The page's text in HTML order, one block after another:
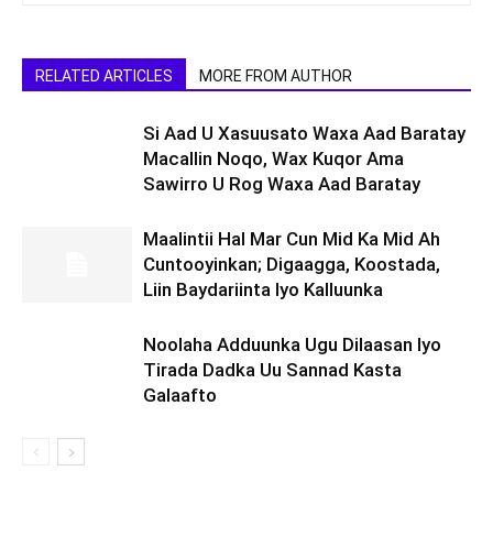
RELATED ARTICLES MORE FROM AUTHOR
Si Aad U Xasuusato Waxa Aad Baratay
Macallin Noqo, Wax Kuqor Ama
Sawirro U Rog Waxa Aad Baratay
Maalintii Hal Mar Cun Mid Ka Mid Ah
Cuntooyinkan; Digaagga, Koostada,
Liin Baydariinta Iyo Kalluunka
Noolaha Adduunka Ugu Dilaasan Iyo
Tirada Dadka Uu Sannad Kasta
Galaafto